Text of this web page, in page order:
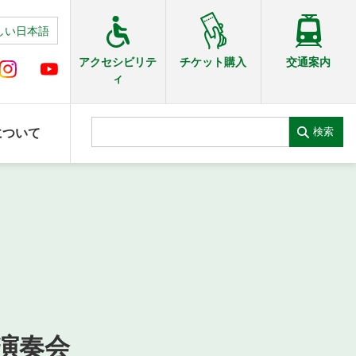
い日本語
アクセシビリテ
ィ
チケット購入 交通案内
いて 検索
奏会